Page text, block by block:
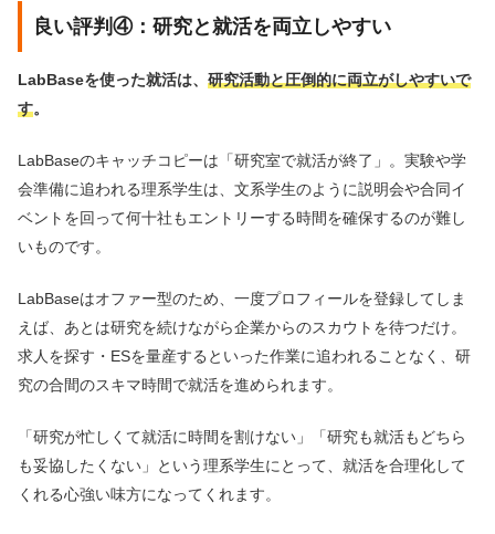
良い評判④：研究と就活を両立しやすい
LabBaseを使った就活は、 研究活動と圧倒的に両立がしやすいで
す。
LabBaseのキャッチコピーは「研究室で就活が終了」。実験や学
会準備に追われる理系学生は、文系学生のように説明会や合同イ
ベントを回って何十社もエントリーする時間を確保するのが難し
いものです。
LabBaseはオファー型のため、一度プロフィールを登録してしま
えば、あとは研究を続けながら企業からのスカウトを待つだけ。
求人を探す・ESを量産するといった作業に追われることなく、研
究の合間のスキマ時間で就活を進められます。
「研究が忙しくて就活に時間を割けない」「研究も就活もどちら
も妥協したくない」という理系学生にとって、就活を合理化して
くれる心強い味方になってくれます。